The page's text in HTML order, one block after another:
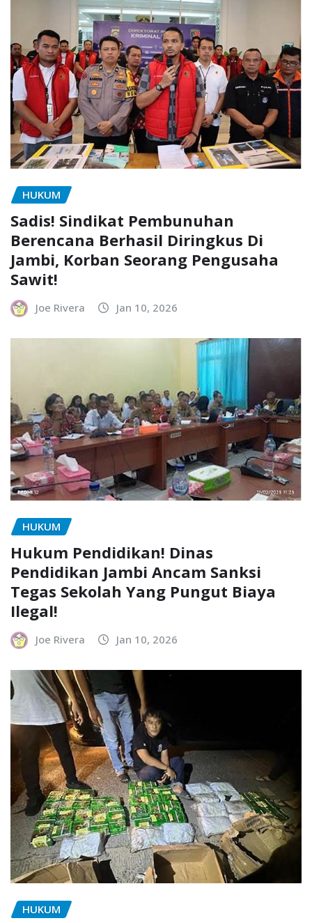
HUKUM
Sadis! Sindikat Pembunuhan
Berencana Berhasil Diringkus Di
Jambi, Korban Seorang Pengusaha
Sawit!
Joe Rivera Jan 10, 2026
HUKUM
Hukum Pendidikan! Dinas
Pendidikan Jambi Ancam Sanksi
Tegas Sekolah Yang Pungut Biaya
Ilegal!
Joe Rivera Jan 10, 2026
HUKUM